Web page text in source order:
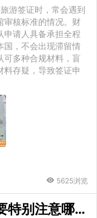
游签证时，常会遇到
审核标准的情况。财
申请人具备承担全程
国，不会出现滞留情
可多种合规材料，盲
料存疑，导致签证申
5625浏览
意哪些问题？海牙认证是必备环节